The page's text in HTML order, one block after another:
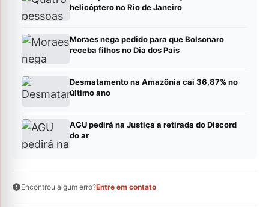
helicóptero no Rio de Janeiro
Moraes nega pedido para que Bolsonaro
receba filhos no Dia dos Pais
Desmatamento na Amazônia cai 36,87% no
último ano
AGU pedirá na Justiça a retirada do Discord
do ar
Encontrou algum erro?Entre em contato